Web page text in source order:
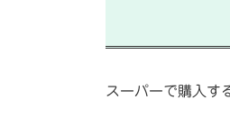
スーパーで購入す